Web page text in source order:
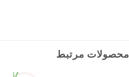
محصولات مرتبط